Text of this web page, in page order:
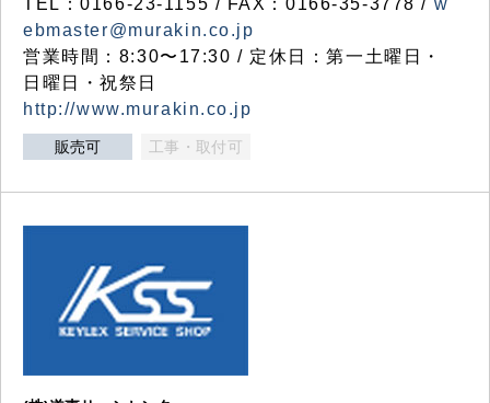
TEL：0166-23-1155 / FAX：0166-35-3778 / w
ebmaster@murakin.co.jp
営業時間：8:30〜17:30 / 定休日：第一土曜日・
日曜日・祝祭日
http://www.murakin.co.jp
販売可 工事・取付可